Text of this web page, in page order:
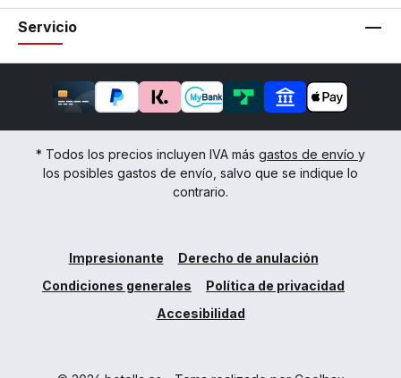
Servicio
* Todos los precios incluyen IVA más gastos de envío y
los posibles gastos de envío, salvo que se indique lo
contrario.
Impresionante
Derecho de anulación
Condiciones generales
Política de privacidad
Accesibilidad